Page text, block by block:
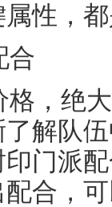
性，
合
，绝
解队
门派
合，